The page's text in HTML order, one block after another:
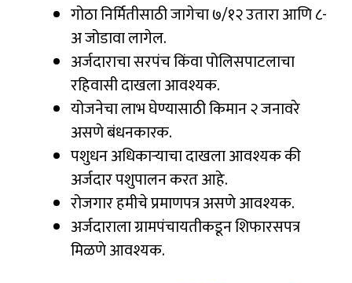
गोठा निर्मितीसाठी जागेचा ७/१२ उतारा आणि ८-
अ जोडावा लागेल.
अर्जदाराचा सरपंच किंवा पोलिसपाटलाचा
रहिवासी दाखला आवश्यक.
योजनेचा लाभ घेण्यासाठी किमान २ जनावरे
असणे बंधनकारक.
पशुधन अधिकाऱ्याचा दाखला आवश्यक की
अर्जदार पशुपालन करत आहे.
रोजगार हमीचे प्रमाणपत्र असणे आवश्यक.
अर्जदाराला ग्रामपंचायतीकडून शिफारसपत्र
मिळणे आवश्यक.